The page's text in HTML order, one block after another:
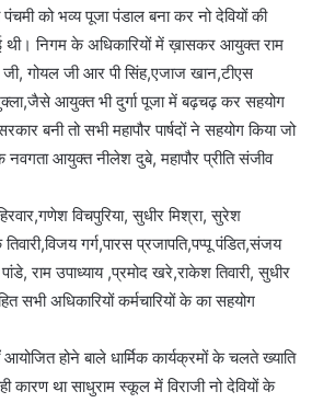
को भव्य पूजा पंडाल बना कर नो देवियों की
थी। निगम के अधिकारियों में ख़ासकर आयुक्त राम
जी, गोयल जी आर पी सिंह,एजाज खान,टीएस
आयुक्त भी दुर्गा पूजा में बढ़चढ़ कर सहयोग
बनी तो सभी महापौर पार्षदों ने सहयोग किया जो
आयुक्त नीलेश दुबे, महापौर प्रीति संजीव
विचपुरिया, सुधीर मिश्रा, सुरेश
गर्ग,पारस प्रजापति,पप्पू पंडित,संजय
राम उपाध्याय ,प्रमोद खरे,राकेश तिवारी, सुधीर
सभी अधिकारियों कर्मचारियों के का सहयोग
होने बाले धार्मिक कार्यक्रमों के चलते ख्याति
था साधुराम स्कूल में विराजी नो देवियों के